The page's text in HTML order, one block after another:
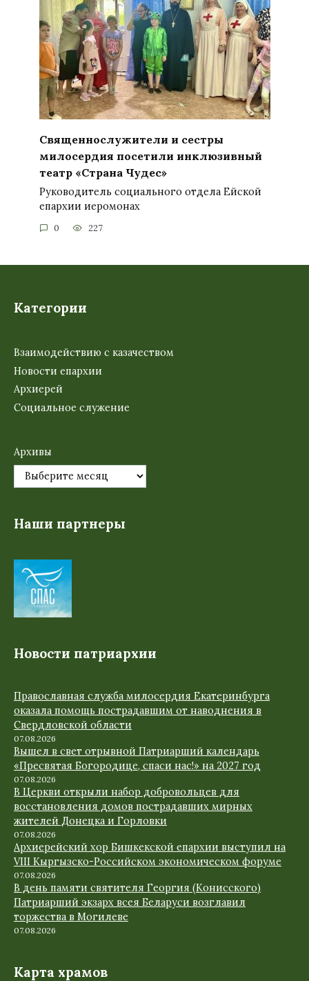
Священнослужители и сестры
милосердия посетили инклюзивный
театр «Страна Чудес»
Руководитель социального отдела Ейской
епархии иеромонах
0 227
Категории
Взаимодействию с казачеством
Новости епархии
Архиерей
Социальное служение
Архивы
Наши партнеры
Новости патриархии
Православная служба милосердия Екатеринбурга
оказала помощь пострадавшим от наводнения в
Свердловской области
07.08.2026
Вышел в свет отрывной Патриарший календарь
«Пресвятая Богородице, спаси нас!» на 2027 год
07.08.2026
В Церкви открыли набор добровольцев для
восстановления домов пострадавших мирных
жителей Донецка и Горловки
07.08.2026
Архиерейский хор Бишкекской епархии выступил на
VIII Кыргызско-Российском экономическом форуме
07.08.2026
В день памяти святителя Георгия (Конисского)
Патриарший экзарх всея Беларуси возглавил
торжества в Могилеве
07.08.2026
Карта храмов